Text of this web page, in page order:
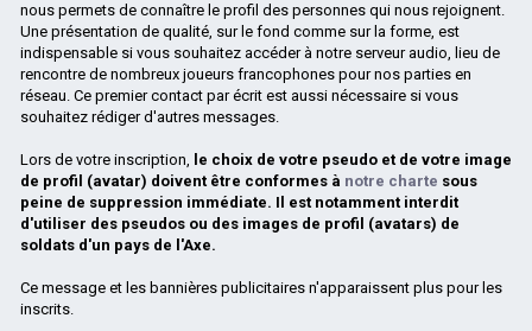
nous permets de connaître le profil des personnes qui nous rejoignent.
Une présentation de qualité, sur le fond comme sur la forme, est
indispensable si vous souhaitez accéder à notre serveur audio, lieu de
rencontre de nombreux joueurs francophones pour nos parties en
réseau. Ce premier contact par écrit est aussi nécessaire si vous
souhaitez rédiger d'autres messages.
Lors de votre inscription, le choix de votre pseudo et de votre image
de profil (avatar) doivent être conformes à notre charte sous
peine de suppression immédiate. Il est notamment interdit
d'utiliser des pseudos ou des images de profil (avatars) de
soldats d'un pays de l'Axe.
Ce message et les bannières publicitaires n'apparaissent plus pour les
inscrits.